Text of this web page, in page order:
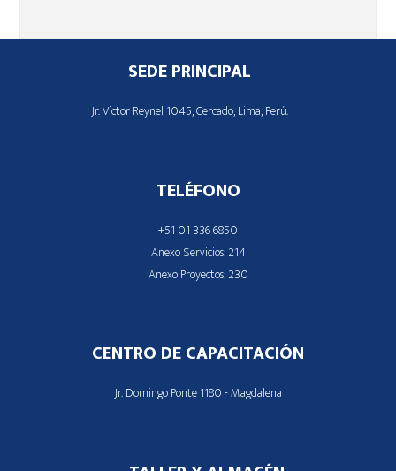
Footer SEDE PRINCIPAL
Jr. Víctor Reynel 1045, Cercado, Lima, Perú.
TELÉFONO
+51 01 336 6850
Anexo Servicios: 214
Anexo Proyectos: 230
CENTRO DE CAPACITACIÓN
Jr. Domingo Ponte 1180 - Magdalena